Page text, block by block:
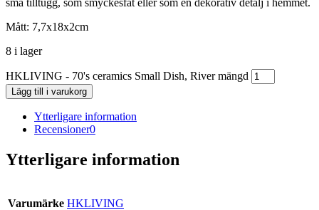
Mått: 7,7x18x2cm
8 i lager
HKLIVING - 70's ceramics Small Dish, River mängd
Lägg till i varukorg
Ytterligare information
Recensioner0
Ytterligare information
Varumärke HKLIVING